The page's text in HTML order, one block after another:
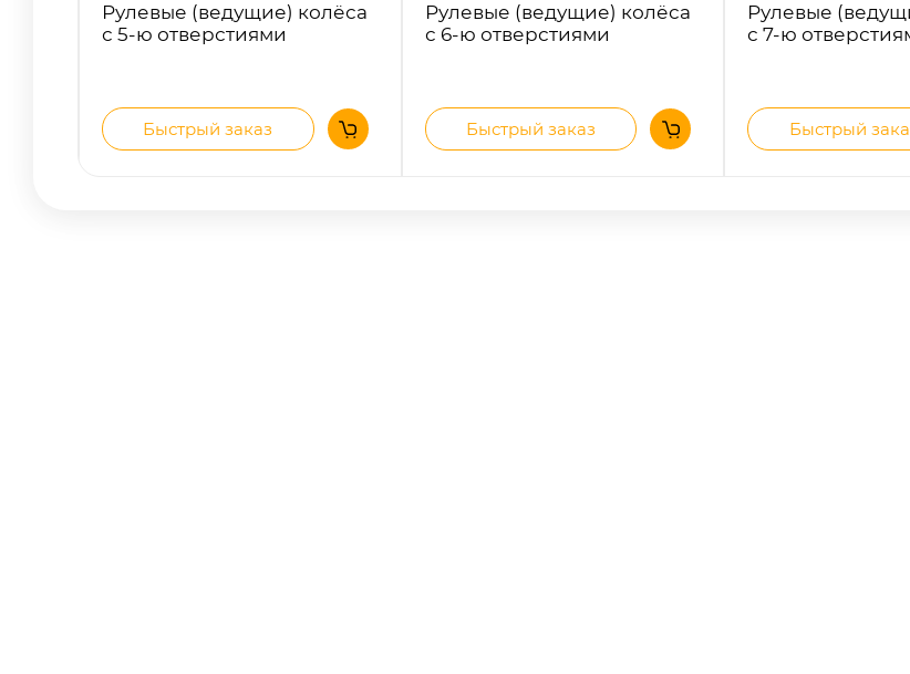
Рулевые (ведущие) колёса
с 5-ю отверстиями
Быстрый заказ
Рулевые (ведущие) колёса
с 6-ю отверстиями
Быстрый заказ
Рулевые
с 7-ю
Быстрый